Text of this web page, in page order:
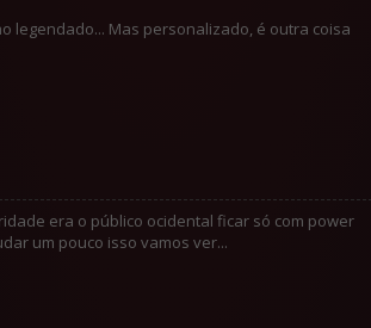
legendado... Mas personalizado, é outra coisa
era o público ocidental ficar só com power
um pouco isso vamos ver...